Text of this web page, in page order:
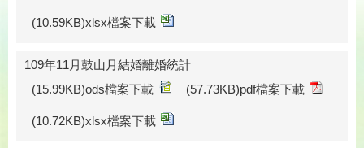
(10.59KB)xlsx檔案下載
109年11月鼓山月結婚離婚統計
(15.99KB)ods檔案下載
(57.73KB)pdf檔案下載
(10.72KB)xlsx檔案下載